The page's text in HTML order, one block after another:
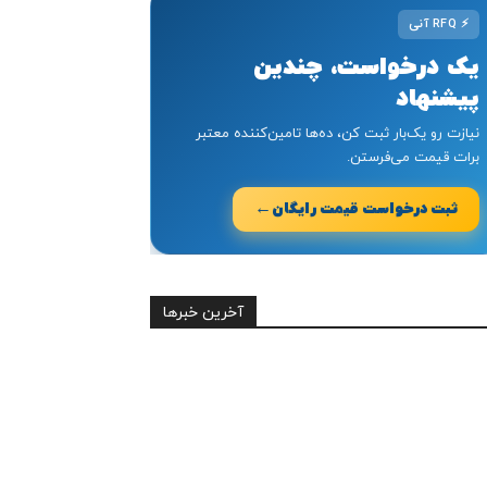
⚡
یک درخواست، چندین
پیشنهاد
نیازت رو یک‌بار ثبت کن، ده‌ها تامین‌کننده معتبر
برات قیمت می‌فرستن.
ثبت درخواست قیمت رایگان ←
آخرین خبرها